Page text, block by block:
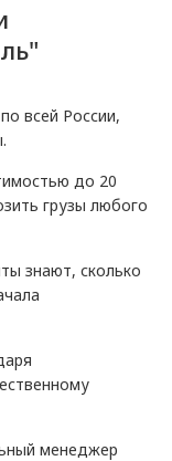
всей России,
до 20
грузы любого
знают, сколько
менеджер